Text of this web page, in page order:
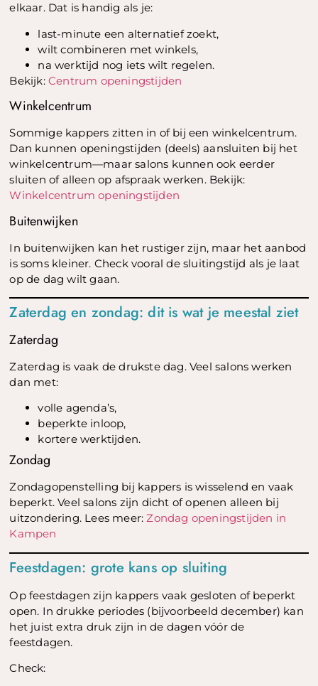
elkaar. Dat is handig als je:
last-minute een alternatief zoekt,
wilt combineren met winkels,
na werktijd nog iets wilt regelen.
Bekijk:Centrum openingstijden
Winkelcentrum
Sommige kappers zitten in of bij een winkelcentrum.
Dan kunnen openingstijden (deels) aansluiten bij het
winkelcentrum—maar salons kunnen ook eerder
sluiten of alleen op afspraak werken. Bekijk:
Winkelcentrum openingstijden
Buitenwijken
In buitenwijken kan het rustiger zijn, maar het aanbod
is soms kleiner. Check vooral de sluitingstijd als je laat
op de dag wilt gaan.
Zaterdag en zondag: dit is wat je meestal ziet
Zaterdag
Zaterdag is vaak de drukste dag. Veel salons werken
dan met:
volle agenda’s,
beperkte inloop,
kortere werktijden.
Zondag
Zondagopenstelling bij kappers is wisselend en vaak
beperkt. Veel salons zijn dicht of openen alleen bij
uitzondering. Lees meer:Zondag openingstijden in
Kampen
Feestdagen: grote kans op sluiting
Op feestdagen zijn kappers vaak gesloten of beperkt
open. In drukke periodes (bijvoorbeeld december) kan
het juist extra druk zijn in de dagen vóór de
feestdagen.
Check: